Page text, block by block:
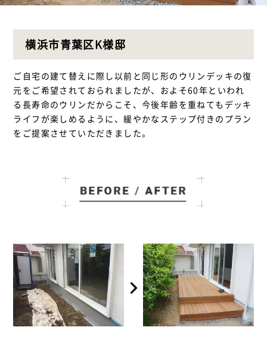
横浜市青葉区K様邸
ご自宅の建て替えに際し以前と同じ形のウリンデッキの復
元をご希望されておられましたが、およそ60年といわれ
る長寿命のウリンだからこそ、今後年齢を重ねてもデッキ
ライフが楽しめるように、緩やかなステップ付きのプラン
をご提案させていただきました。